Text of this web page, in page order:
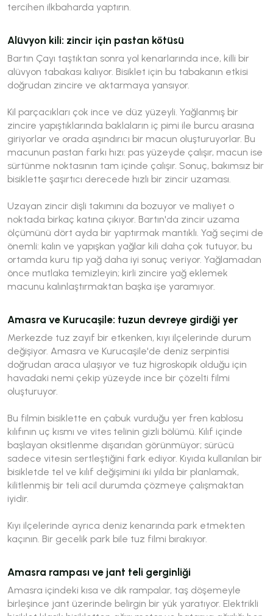
tercihen ilkbaharda yaptırın.
Alüvyon kili: zincir için pastan kötüsü
Bartın Çayı taştıktan sonra yol kenarlarında ince, killi bir
alüvyon tabakası kalıyor. Bisiklet için bu tabakanın etkisi
doğrudan zincire ve aktarmaya yansıyor.
Kil parçacıkları çok ince ve düz yüzeyli. Yağlanmış bir
zincire yapıştıklarında baklaların iç pimi ile burcu arasına
giriyorlar ve orada aşındırıcı bir macun oluşturuyorlar. Bu
macunun pastan farkı hızı: pas yüzeyde çalışır, macun ise
sürtünme noktasının tam içinde çalışır. Sonuç, bakımsız bir
bisiklette şaşırtıcı derecede hızlı bir zincir uzaması.
Uzayan zincir dişli takımını da bozuyor ve maliyet o
noktada birkaç katına çıkıyor. Bartın'da zincir uzama
ölçümünü dört ayda bir yaptırmak mantıklı. Yağ seçimi de
önemli: kalın ve yapışkan yağlar kili daha çok tutuyor, bu
ortamda kuru tip yağ daha iyi sonuç veriyor. Yağlamadan
önce mutlaka temizleyin; kirli zincire yağ eklemek
macunu kalınlaştırmaktan başka işe yaramıyor.
Amasra ve Kurucaşile: tuzun devreye girdiği yer
Merkezde tuz zayıf bir etkenken, kıyı ilçelerinde durum
değişiyor. Amasra ve Kurucaşile'de deniz serpintisi
doğrudan araca ulaşıyor ve tuz higroskopik olduğu için
havadaki nemi çekip yüzeyde ince bir çözelti filmi
oluşturuyor.
Bu filmin bisiklette en çabuk vurduğu yer fren kablosu
kılıfının uç kısmı ve vites telinin gizli bölümü. Kılıf içinde
başlayan oksitlenme dışarıdan görünmüyor; sürücü
sadece vitesin sertleştiğini fark ediyor. Kıyıda kullanılan bir
bisikletde tel ve kılıf değişimini iki yılda bir planlamak,
kilitlenmiş bir teli acil durumda çözmeye çalışmaktan
iyidir.
Kıyı ilçelerinde ayrıca deniz kenarında park etmekten
kaçının. Bir gecelik park bile tuz filmi bırakıyor.
Amasra rampası ve jant teli gerginliği
Amasra içindeki kısa ve dik rampalar, taş döşemeyle
birleşince jant üzerinde belirgin bir yük yaratıyor. Elektrikli